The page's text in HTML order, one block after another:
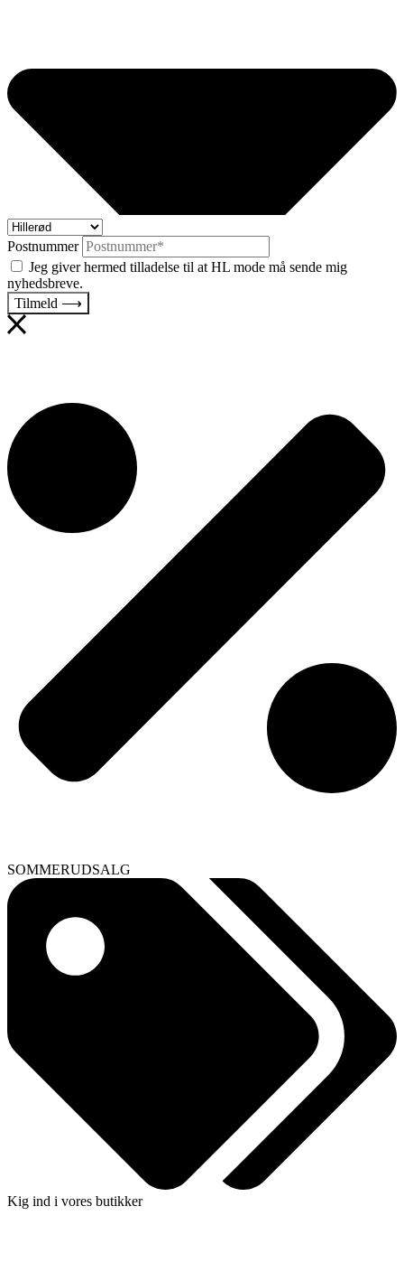
Postnummer
Jeg giver hermed tilladelse til at HL mode må sende mig
nyhedsbreve.
Tilmeld ⟶
SOMMERUDSALG
Kig ind i vores butikker